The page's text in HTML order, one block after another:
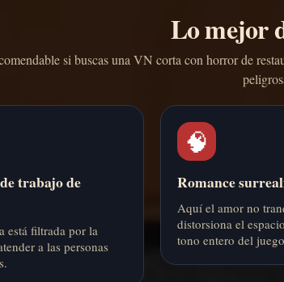
Lo mejor
si buscas una VN corta con horror de
trabajo de
está filtrada por la
a las personas
🧠
Romance
Aquí el amor no
distorsiona el
tono entero del